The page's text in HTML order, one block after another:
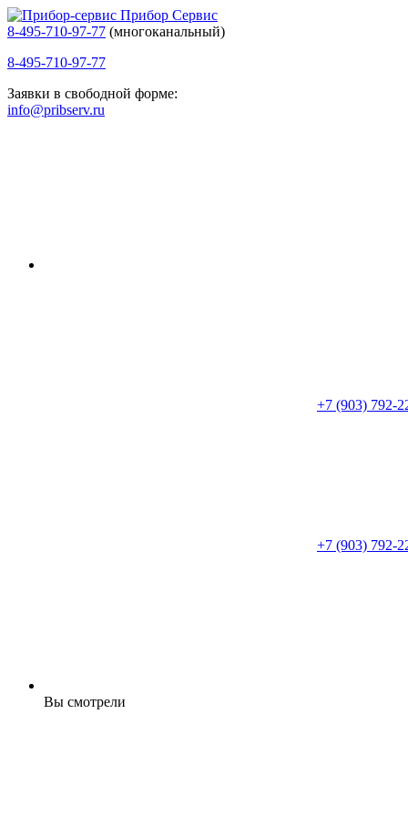
Прибор Сервис
8-495-710-97-77 (многоканальный)
8-495-710-97-77
Заявки в свободной форме:
info@pribserv.ru
+7 (903) 792-
+7 (903) 792-
Вы смотрели